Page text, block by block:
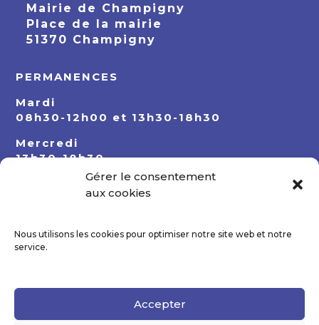
Gérer le consentement
aux cookies
Nous utilisons les cookies pour optimiser notre site web et notre
service.
Accepter
Mairie de Champigny
Place de la mairie
51370 Champigny
PERMANENCES
Mardi
08h30-12h00 et 13h30-18h30
Mercredi
13h30-18h30
08h30-12h00 et 13h30-18h30